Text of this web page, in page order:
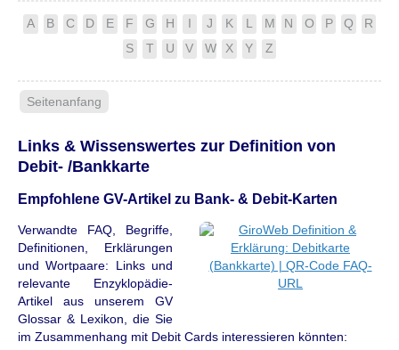
A B C D E F G H I J K L M N O P Q
R
S
T U V W X Y Z
Seitenanfang
Links & Wissenswertes zur Definition von
Debit- /Bankkarte
Empfohlene GV-Artikel zu Bank- & Debit-Karten
Verwandte FAQ, Begriffe,
Definitionen, Erklärungen
und Wortpaare: Links und
relevante Enzyklopädie-
Artikel aus unserem GV
Glossar & Lexikon, die Sie
im Zusammenhang mit Debit Cards interessieren könnten: